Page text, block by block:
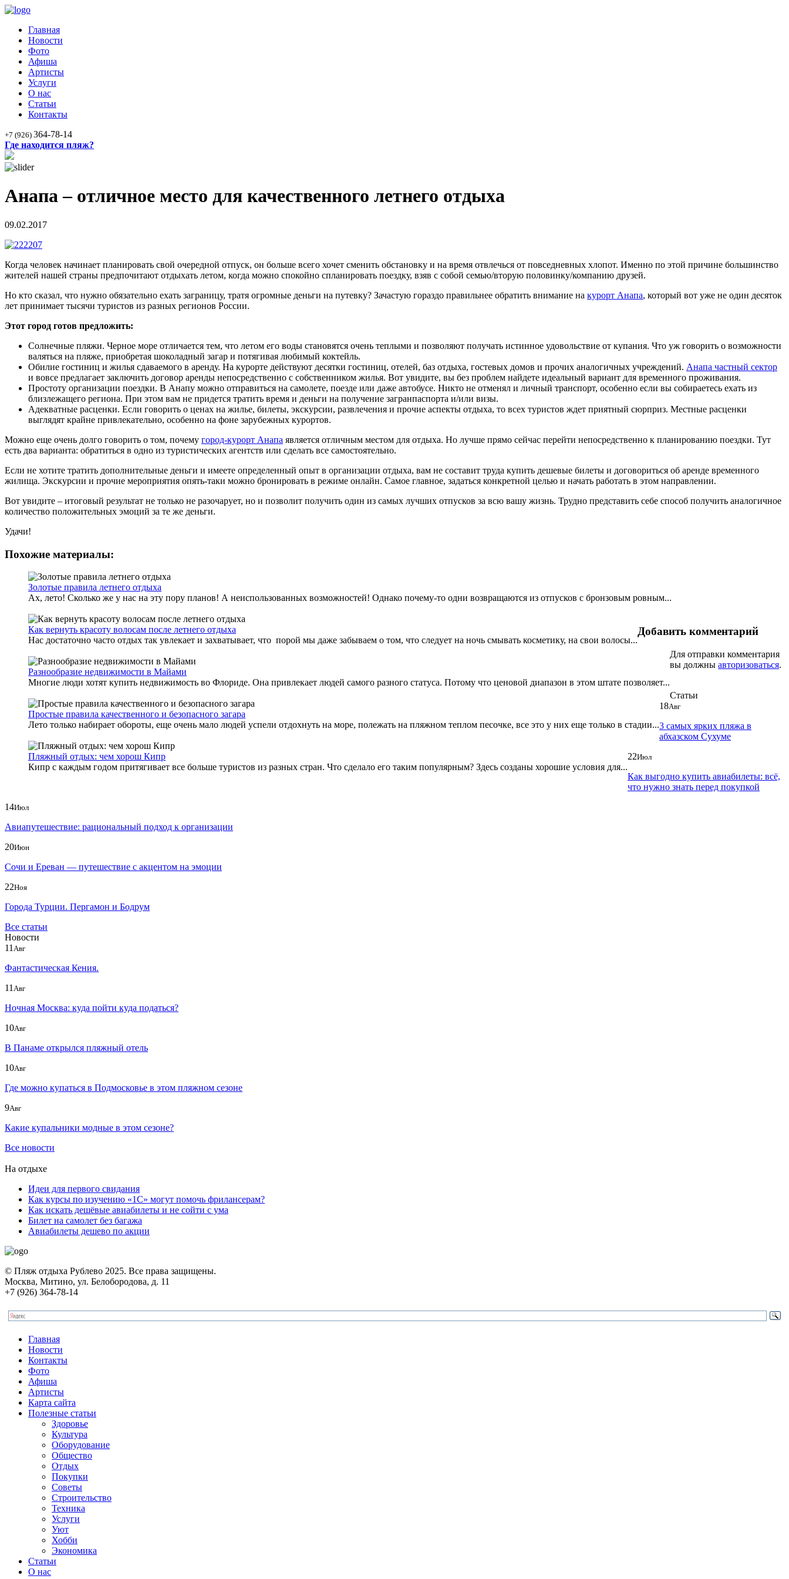
Главная
Новости
Фото
Афиша
Артисты
Услуги
О нас
Статьи
Контакты
+7 (926) 364-78-14
Где находится пляж?
Анапа – отличное место для качественного летнего отдыха
09.02.2017
Когда человек начинает планировать свой очередной отпуск, он больше всего хочет сменить обстановку и на время отвлечься от повседневных хлопот. Именно по этой причине большинство
жителей нашей страны предпочитают отдыхать летом, когда можно спокойно спланировать поездку, взяв с собой семью/вторую половинку/компанию друзей.
Но кто сказал, что нужно обязательно ехать заграницу, тратя огромные деньги на путевку? Зачастую гораздо правильнее обратить внимание на курорт Анапа, который вот уже не один десяток
лет принимает тысячи туристов из разных регионов России.
Этот город готов предложить:
Солнечные пляжи. Черное море отличается тем, что летом его воды становятся очень теплыми и позволяют получать истинное удовольствие от купания. Что уж говорить о возможности
валяться на пляже, приобретая шоколадный загар и потягивая любимый коктейль.
Обилие гостиниц и жилья сдаваемого в аренду. На курорте действуют десятки гостиниц, отелей, баз отдыха, гостевых домов и прочих аналогичных учреждений. Анапа частный сектор
и вовсе предлагает заключить договор аренды непосредственно с собственником жилья. Вот увидите, вы без проблем найдете идеальный вариант для временного проживания.
Простоту организации поездки. В Анапу можно отправиться на самолете, поезде или даже автобусе. Никто не отменял и личный транспорт, особенно если вы собираетесь ехать из
близлежащего региона. При этом вам не придется тратить время и деньги на получение загранпаспорта и/или визы.
Адекватные расценки. Если говорить о ценах на жилье, билеты, экскурсии, развлечения и прочие аспекты отдыха, то всех туристов ждет приятный сюрприз. Местные расценки
выглядят крайне привлекательно, особенно на фоне зарубежных курортов.
Можно еще очень долго говорить о том, почему город-курорт Анапа является отличным местом для отдыха. Но лучше прямо сейчас перейти непосредственно к планированию поездки. Тут
есть два варианта: обратиться в одно из туристических агентств или сделать все самостоятельно.
Если не хотите тратить дополнительные деньги и имеете определенный опыт в организации отдыха, вам не составит труда купить дешевые билеты и договориться об аренде временного
жилища. Экскурсии и прочие мероприятия опять-таки можно бронировать в режиме онлайн. Самое главное, задаться конкретной целью и начать работать в этом направлении.
Вот увидите – итоговый результат не только не разочарует, но и позволит получить один из самых лучших отпусков за всю вашу жизнь. Трудно представить себе способ получить аналогичное
количество положительных эмоций за те же деньги.
Удачи!
Похожие материалы:
Золотые правила летнего отдыха
Ах, лето! Сколько же у нас на эту пору планов! А неиспользованных возможностей! Однако почему-то одни возвращаются из отпусков с бронзовым ровным...
Как вернуть красоту волосам после летнего отдыха
Нас достаточно часто отдых так увлекает и захватывает, что порой мы даже забываем о том, что следует на ночь смывать косметику, на свои волосы...
Разнообразие недвижимости в Майами
Многие люди хотят купить недвижимость во Флориде. Она привлекает людей самого разного статуса. Потому что ценовой диапазон в этом штате позволяет...
Простые правила качественного и безопасного загара
Лето только набирает обороты, еще очень мало людей успели отдохнуть на море, полежать на пляжном теплом песочке, все это у них еще только в стадии...
Пляжный отдых: чем хорош Кипр
Кипр с каждым годом притягивает все больше туристов из разных стран. Что сделало его таким популярным? Здесь созданы хорошие условия для...
Добавить комментарий
Для отправки комментария
вы должны авторизоваться.
Статьи
18Авг
3 самых ярких пляжа в
абхазском Сухуме
22Июл
Как выгодно купить авиабилеты: всё,
что нужно знать перед покупкой
14Июл
Авиапутешествие: рациональный подход к организации
20Июн
Сочи и Ереван — путешествие с акцентом на эмоции
22Ноя
Города Турции. Пергамон и Бодрум
Все статьи
Новости
11 Авг
Фантастическая Кения.
11 Авг
Ночная Москва: куда пойти куда податься?
10Авг
В Панаме открылся пляжный отель
10Авг
Где можно купаться в Подмосковье в этом пляжном сезоне
9Авг
Какие купальники модные в этом сезоне?
Все новости
На отдыхе
Идеи для первого свидания
Как курсы по изучению «1С» могут помочь фрилансерам?
Как искать дешёвые авиабилеты и не сойти с ума
Билет на самолет без багажа
Авиабилеты дешево по акции
© Пляж отдыха Рублево 2025. Все права защищены.
Москва, Митино, ул. Белобородова, д. 11
+7 (926) 364-78-14
Главная
Новости
Контакты
Фото
Афиша
Артисты
Карта сайта
Полезные статьи
Здоровье
Культура
Оборудование
Общество
Отдых
Покупки
Советы
Строительство
Техника
Услуги
Уют
Хобби
Экономика
Статьи
О нас